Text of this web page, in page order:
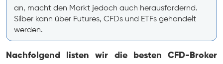
an, macht den Markt jedoch auch herausfordernd.
Silber kann über Futures, CFDs und ETFs gehandelt
werden.
Nachfolgend listen wir die besten CFD-Broker